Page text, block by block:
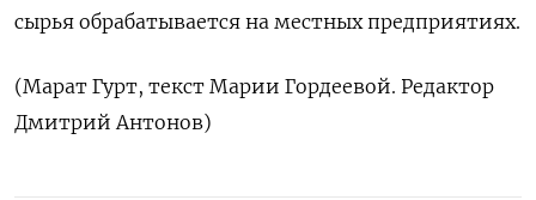
сырья обрабатывается на местных предприятиях.
(Марат Гурт, текст Марии Гордеевой. Редактор
Дмитрий Антонов)